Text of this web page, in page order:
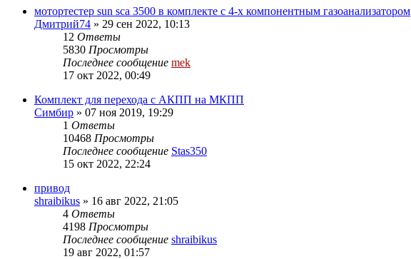
мотортестер sun sca 3500 в комплекте с 4-х компонентным газоанализатором
Дмитрий74 » 29 сен 2022, 10:13
12 Ответы
5830 Просмотры
Последнее сообщение mek
17 окт 2022, 00:49
Комплект для перехода с АКПП на МКПП
Симбир » 07 ноя 2019, 19:29
1 Ответы
10468 Просмотры
Последнее сообщение Stas350
15 окт 2022, 22:24
привод
shraibikus » 16 авг 2022, 21:05
4 Ответы
4198 Просмотры
Последнее сообщение shraibikus
19 авг 2022, 01:57